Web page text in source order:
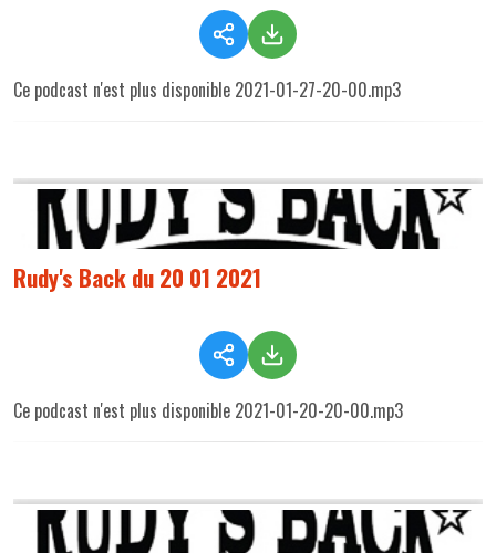
Ce podcast n'est plus disponible 2021-01-27-20-00.mp3
Rudy's Back du 20 01 2021
Ce podcast n'est plus disponible 2021-01-20-20-00.mp3